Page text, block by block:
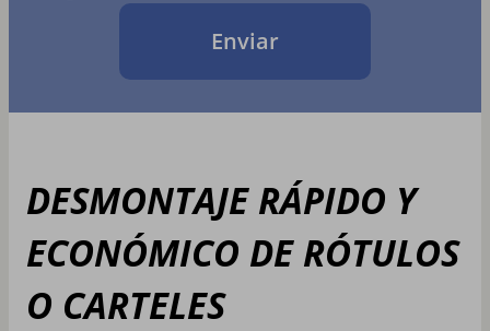
Enviar
DESMONTAJE RÁPIDO Y
ECONÓMICO DE RÓTULOS
O CARTELES